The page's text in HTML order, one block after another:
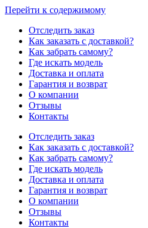
Перейти к содержимому
Отследить заказ
Как заказать с доставкой?
Как забрать самому?
Где искать модель
Доставка и оплата
Гарантия и возврат
О компании
Отзывы
Контакты
Отследить заказ
Как заказать с доставкой?
Как забрать самому?
Где искать модель
Доставка и оплата
Гарантия и возврат
О компании
Отзывы
Контакты